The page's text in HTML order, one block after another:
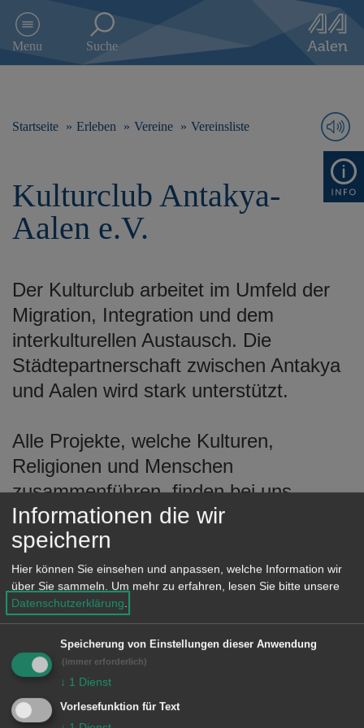
e
Menu Suche
Startseite Erleben Vereine Vereinsliste
Kulturclub Antakya-
Aalen e.V.
Der Kulturclub arbeitet im Umfeld der
Migration, Integration und dem
interkulturellen Austausch. Die
Städtepartnerschaft zwischen Antakya
und Aalen wird stark unterstützt.
Alle Projekte, welche Kulturen,
Religionen und Menschen
zusammenführen, finden bei uns
Anklang.
Unsere Anschrift
Friedrichstraße 23
73430 Aalen
Telefon: +49 176 21042777
E-Mail: kulturclubantakya-
Informationen die wir
speichern
Hier können Sie einsehen und anpassen, welche Information wir
über Sie sammeln.
Um mehr zu erfahren, lesen Sie bitte unsere
Datenschutzerklärung
Speicherung von Einstellungen dieser Anwendung
(immer erforderlich)
↓ 1 Dienst
Vorlesefunktion für Text